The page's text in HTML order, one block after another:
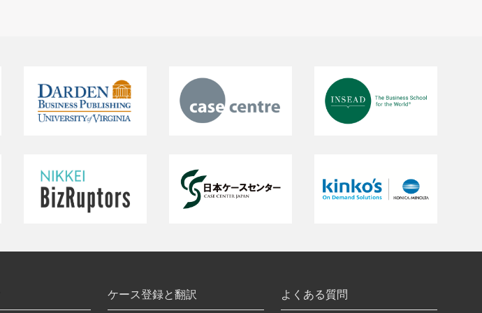
ケース登録と翻訳 よくある質問